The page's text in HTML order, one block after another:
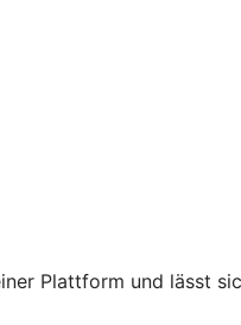
Plattform und lässt